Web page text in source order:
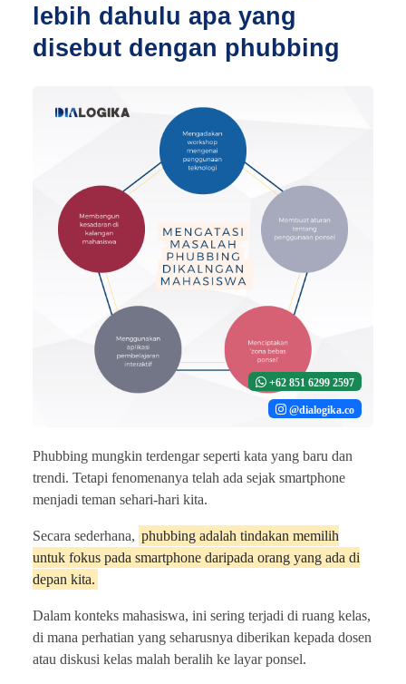
lebih dahulu apa yang
disebut dengan phubbing
+62 851 6299 2597
@dialogika.co
Phubbing mungkin terdengar seperti kata yang baru dan
trendi. Tetapi fenomenanya telah ada sejak smartphone
menjadi teman sehari-hari kita.
Secara sederhana, phubbing adalah tindakan memilih
untuk fokus pada smartphone daripada orang yang ada di
depan kita.
Dalam konteks mahasiswa, ini sering terjadi di ruang kelas,
di mana perhatian yang seharusnya diberikan kepada dosen
atau diskusi kelas malah beralih ke layar ponsel.